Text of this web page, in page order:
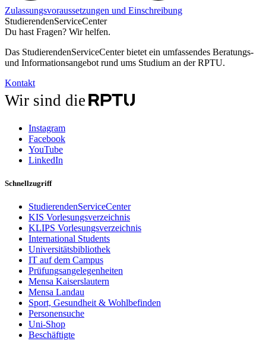
Zulassungsvoraussetzungen und Einschreibung
StudierendenServiceCenter
Du hast Fragen? Wir helfen.
Das StudierendenServiceCenter bietet ein umfassendes Beratungs-
und Informationsangebot rund ums Studium an der RPTU.
Kontakt
Wir sind die
Instagram
Facebook
YouTube
LinkedIn
Schnellzugriff
StudierendenServiceCenter
KIS Vorlesungsverzeichnis
KLIPS Vorlesungsverzeichnis
International Students
Universitätsbibliothek
IT auf dem Campus
Prüfungsangelegenheiten
Mensa Kaiserslautern
Mensa Landau
Sport, Gesundheit & Wohlbefinden
Personensuche
Uni-Shop
Beschäftigte